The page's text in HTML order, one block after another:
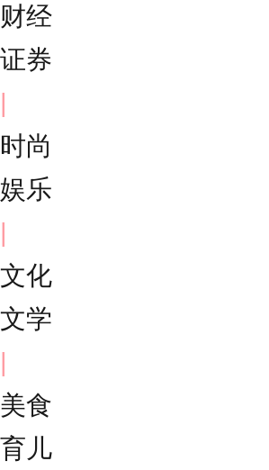
财经
证券
|
时尚
娱乐
|
文化
文学
|
美食
育儿